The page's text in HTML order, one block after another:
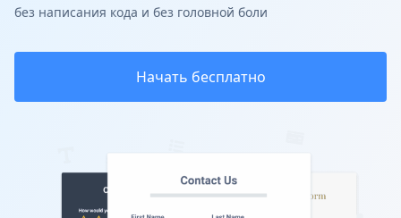
без написания кода и без головной боли
Начать бесплатно